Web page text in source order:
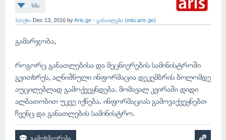
ხმა
პასუხი Dec 13, 2016 byAris.ge - განათლება (edu.aris.ge)
გამარჯობა,
როგორც განათლებისა და მეცნიერების სამინისტროში
გვითხრეს, აღნიშნული ინფორმაცია დეკემბრის ბოლომდე
აუცილებლად გამოქვეყნდება. მომავალ კვირაში დიდი
ალბათობით უკვე იქნება. ინფორმაციას გამოვაქვეყნებთ
ჩვენც და განათლების სამინისტრო.